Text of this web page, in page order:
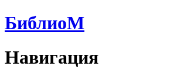
БиблиоМ
Навигация